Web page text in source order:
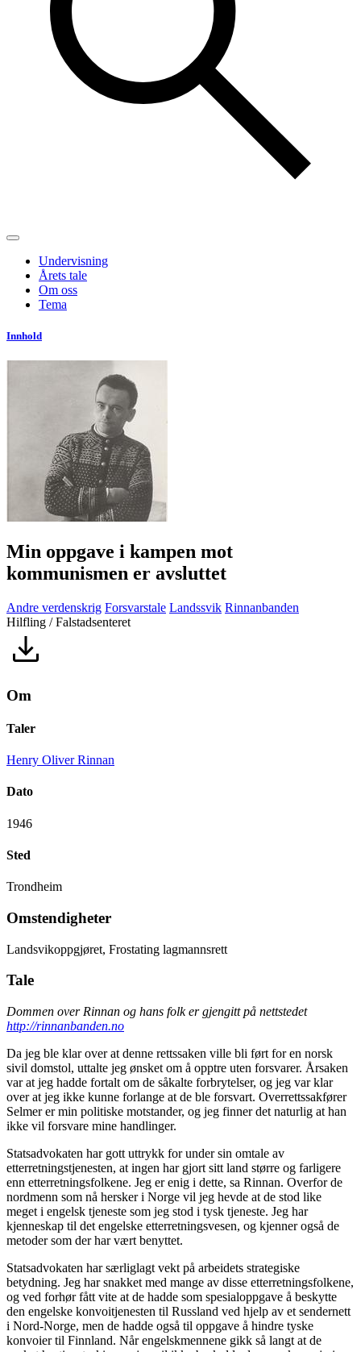
Undervisning
Årets tale
Om oss
Tema
Innhold
Min oppgave i kampen mot
kommunismen er avsluttet
Andre verdenskrig Forsvarstale Landssvik Rinnanbanden
Hilfling / Falstadsenteret
Om
Taler
Henry Oliver Rinnan
Dato
1946
Sted
Trondheim
Omstendigheter
Landsvikoppgjøret, Frostating lagmannsrett
Tale
Dommen over Rinnan og hans folk er gjengitt på nettstedet
http://rinnanbanden.no
Da jeg ble klar over at denne rettssaken ville bli ført for en norsk
sivil domstol, uttalte jeg ønsket om å opptre uten forsvarer. Årsaken
var at jeg hadde fortalt om de såkalte forbrytelser, og jeg var klar
over at jeg ikke kunne forlange at de ble forsvart. Overrettssakfører
Selmer er min politiske motstander, og jeg finner det naturlig at han
ikke vil forsvare mine handlinger.
Statsadvokaten har gott uttrykk for under sin omtale av
etterretningstjenesten, at ingen har gjort sitt land større og farligere
enn etterretningsfolkene. Jeg er enig i dette, sa Rinnan. Overfor de
nordmenn som nå hersker i Norge vil jeg hevde at de stod like
meget i engelsk tjeneste som jeg stod i tysk tjeneste. Jeg har
kjenneskap til det engelske etterretningsvesen, og kjenner også de
metoder som der har vært benyttet.
Statsadvokaten har særliglagt vekt på arbeidets strategiske
betydning. Jeg har snakket med mange av disse etterretningsfolkene,
og ved forhør fått vite at de hadde som spesialoppgave å beskytte
den engelske konvoitjenesten til Russland ved hjelp av et sendernett
i Nord-Norge, men de hadde også til oppgave å hindre tyske
konvoier til Finnland. Når engelskmennene gikk så langt at de